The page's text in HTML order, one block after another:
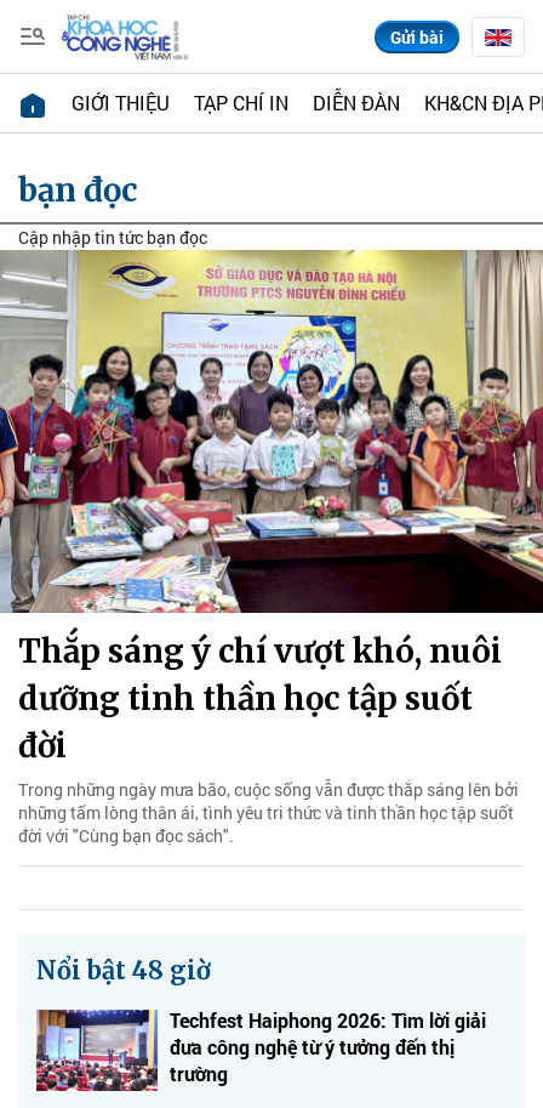
Gửi bài
GIỚI THIỆU TẠP CHÍ IN DIỄN ĐÀN KH&CN ĐỊA
bạn đọc
Cập nhập tin tức bạn đọc
Thắp sáng ý chí vượt khó, nuôi
dưỡng tinh thần học tập suốt
đời
Trong những ngày mưa bão, cuộc sống vẫn được thắp sáng lên bởi
những tấm lòng thân ái, tình yêu tri thức và tinh thần học tập suốt
đời với "Cùng bạn đọc sách".
Nổi bật 48 giờ
Techfest Haiphong 2026: Tìm lời giải
đưa công nghệ từ ý tưởng đến thị
trường